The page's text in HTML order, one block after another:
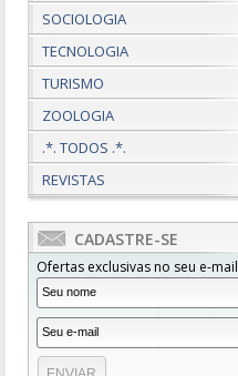
SOCIOLOGIA
TECNOLOGIA
TURISMO
ZOOLOGIA
.*. TODOS .*.
REVISTAS
CADASTRE-SE
Ofertas exclusivas no seu e-mail